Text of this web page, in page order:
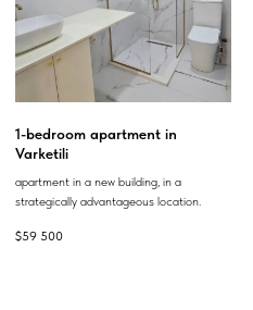
1-bedroom apartment in
Varketili
apartment in a new building, in a
strategically advantageous location.
$59 500